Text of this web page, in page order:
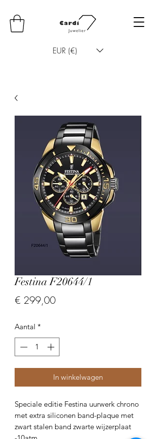
EUR (€)
Festina F20644/1
€ 299,00Prijs
Aantal *
In winkelwagen
Speciale editie Festina uurwerk chrono
met extra siliconen band-plaque met
zwart stalen band zwarte wijzerplaat